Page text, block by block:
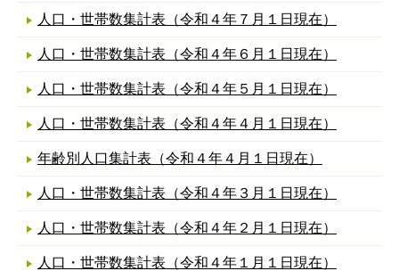
人口・世帯数集計表（令和４年７月１日現在）
人口・世帯数集計表（令和４年６月１日現在）
人口・世帯数集計表（令和４年５月１日現在）
人口・世帯数集計表（令和４年４月１日現在）
年齢別人口集計表（令和４年４月１日現在）
人口・世帯数集計表（令和４年３月１日現在）
人口・世帯数集計表（令和４年２月１日現在）
人口・世帯数集計表（令和４年１月１日現在）